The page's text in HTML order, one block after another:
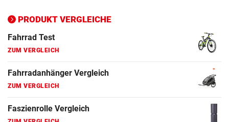
PRODUKT VERGLEICHE
ZUM VERGLEICH
Fahrrad Test
ZUM VERGLEICH
Fahrradanhänger Vergleich
ZUM VERGLEICH
Faszienrolle Vergleich